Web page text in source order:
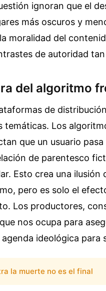
ignoran que el
más oscuros y
moralidad del
de autoridad
del algoritmo
de
temáticas. Los
que un usuario
de parentesco
Esto crea una
pero es solo el
Los productores,
nos ocupa para
ideológica para
la muerte no es el final